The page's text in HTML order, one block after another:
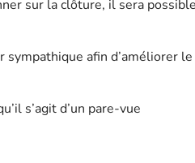
sur la clôture, il sera possible
afin d’améliorer le
s’agit d’un pare-vue